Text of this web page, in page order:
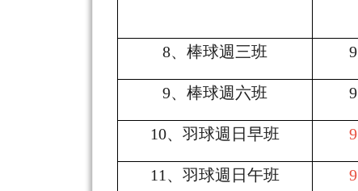
8、棒球週三班 9
9、棒球週六班 9
10、羽球週日早班 9
11 、羽球週日午班 9